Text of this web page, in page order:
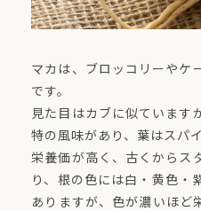
マカは、ブロッコリーやケ
です。
見た目はカブに似ています
特の風味があり、葉はスパイ
栄養価が高く、古くからス
り、根の色には白・黄色・
ありますが、色が濃いほど